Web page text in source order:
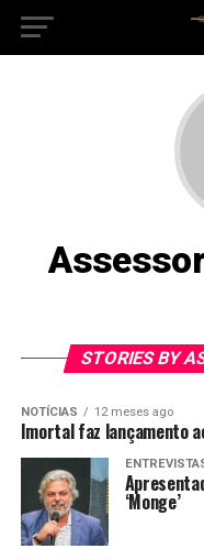
STORIES BY
NOTÍCIAS 12 meses ago
Imortal faz lançamento
‘Monge’